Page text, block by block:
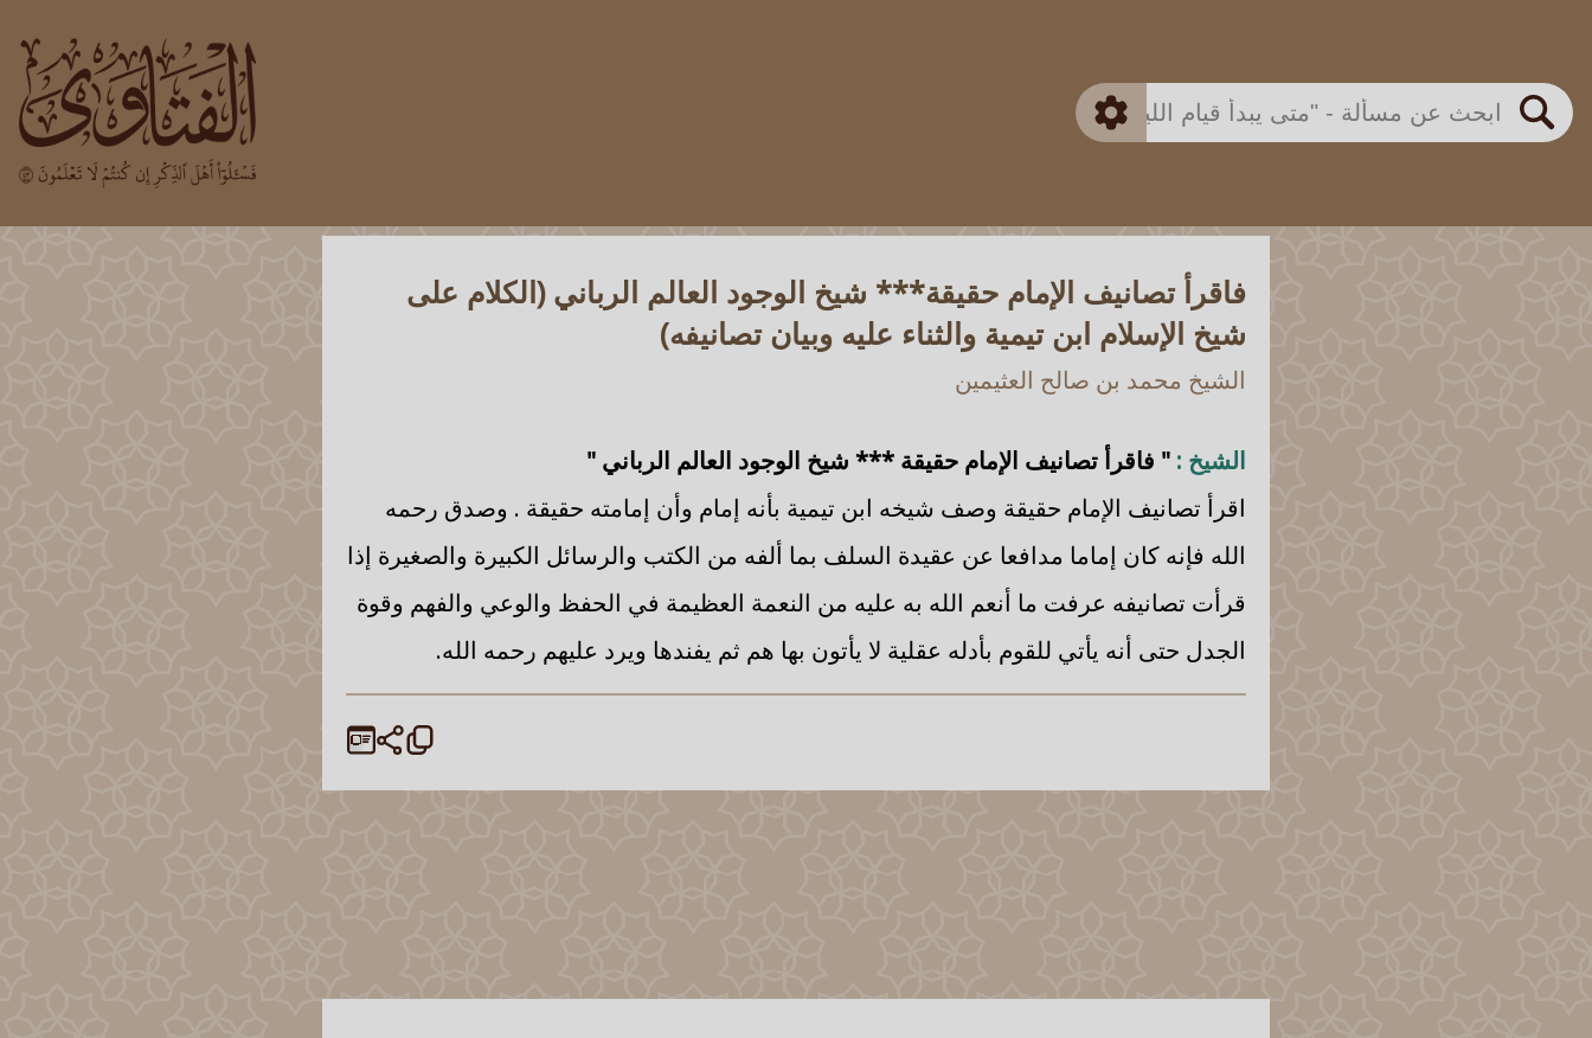
بحث
اللجنة الدائمة
متقدم
فاقرأ تصانيف الإمام حقيقة*** شيخ الوجود العالم الرباني (الكلام على
شيخ الإسلام ابن تيمية والثناء عليه وبيان تصانيفه)
الشيخ محمد بن صالح العثيمين
الشيخ : " فاقرأ تصانيف الإمام حقيقة *** شيخ الوجود العالم الرباني "
اقرأ تصانيف الإمام حقيقة وصف شيخه ابن تيمية بأنه إمام وأن إمامته حقيقة . وصدق رحمه
الله فإنه كان إماما مدافعا عن عقيدة السلف بما ألفه من الكتب والرسائل الكبيرة والصغيرة إذا
قرأت تصانيفه عرفت ما أنعم الله به عليه من النعمة العظيمة في الحفظ والوعي والفهم وقوة
الجدل حتى أنه يأتي للقوم بأدله عقلية لا يأتون بها هم ثم يفندها ويرد عليهم رحمه الله.